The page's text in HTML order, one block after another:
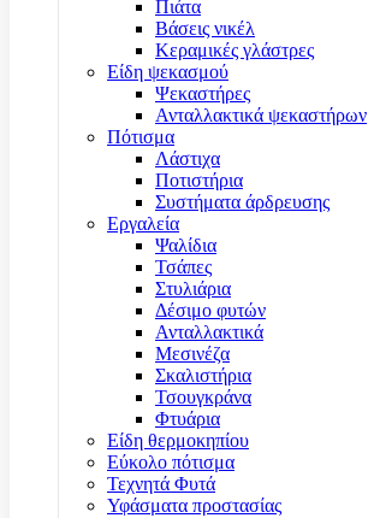
Πιάτα
Βάσεις νικέλ
Κεραμικές γλάστρες
Είδη ψεκασμού
Ψεκαστήρες
Ανταλλακτικά ψεκαστήρων
Πότισμα
Λάστιχα
Ποτιστήρια
Συστήματα άρδρευσης
Εργαλεία
Ψαλίδια
Τσάπες
Στυλιάρια
Δέσιμο φυτών
Ανταλλακτικά
Μεσινέζα
Σκαλιστήρια
Τσουγκράνα
Φτυάρια
Είδη θερμοκηπίου
Εύκολο πότισμα
Τεχνητά Φυτά
Υφάσματα προστασίας